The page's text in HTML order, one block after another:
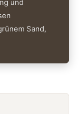
und
Sand,